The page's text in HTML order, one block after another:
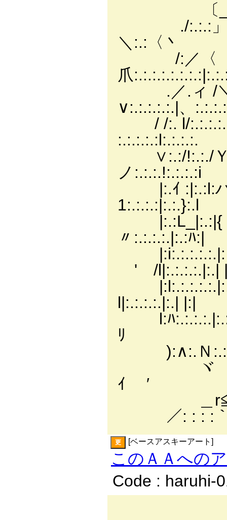
〔_￣￣ｿ
./:.:.:」 〈/
＼:.:〈丶
/:／〈
爪
.／.ィ /＼
∨:.:.:.:.:.|、
/ /:. l/
:.:.:.:.:l:.:.:.:.
∨:.:/!:.:./Ｙ
ノ:.:.:.!:.:.:.:i
|:.ｲ :|:.:l:
1:.:.:.:|:.:.}:.l
〃:.:.:.:.|:.:ﾊ:|
ゞ' /l|:.:.:.:.|:.|
l|:.:.:.:.|:.| |:|
l:ﾊ:.:.:.:.|:.:
ﾘ
):∧:.Ｎ
ヾ ＼ﾄ :.
ｲ ′
＿r≦⌒`
／: : : :｀
更 [ベースアスキーアート]
このＡＡへの
Code : haruhi-